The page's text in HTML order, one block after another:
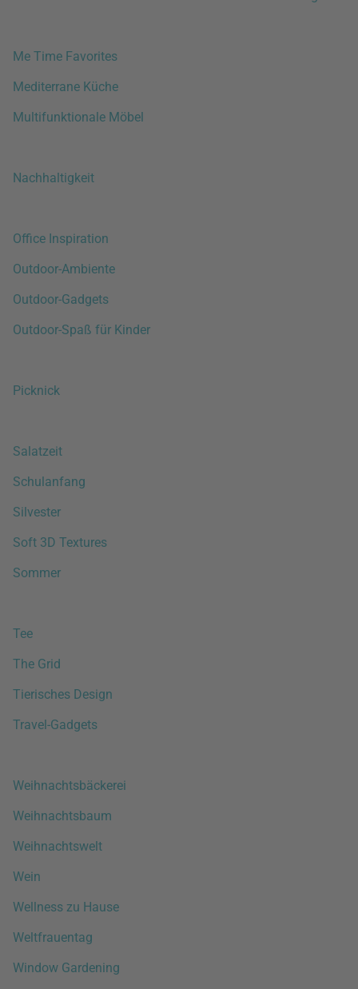
Me Time Favorites
Mediterrane Küche
Multifunktionale Möbel
Nachhaltigkeit
Office Inspiration
Outdoor-Ambiente
Outdoor-Gadgets
Outdoor-Spaß für Kinder
Picknick
Salatzeit
Schulanfang
Silvester
Soft 3D Textures
Sommer
Tee
The Grid
Tierisches Design
Travel-Gadgets
Weihnachtsbäckerei
Weihnachtsbaum
Weihnachtswelt
Wein
Wellness zu Hause
Weltfrauentag
Window Gardening